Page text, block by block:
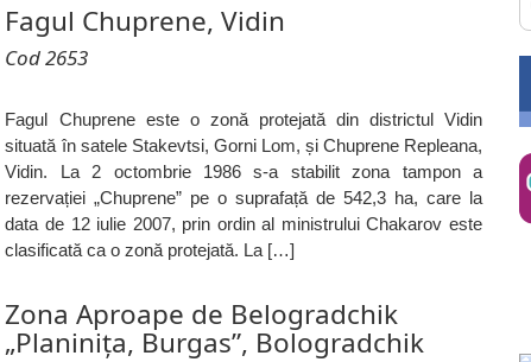
Fagul Chuprene, Vidin
Cod 2653
Fagul Chuprene este o zonă protejată din districtul Vidin
situată în satele Stakevtsi, Gorni Lom, și Chuprene Repleana,
Vidin. La 2 octombrie 1986 s-a stabilit zona tampon a
rezervației „Chuprene” pe o suprafață de 542,3 ha, care la
data de 12 iulie 2007, prin ordin al ministrului Chakarov este
clasificată ca o zonă protejată. La […]
Zona Aproape de Belogradchik
„Planinița, Burgas”, Bologradchik